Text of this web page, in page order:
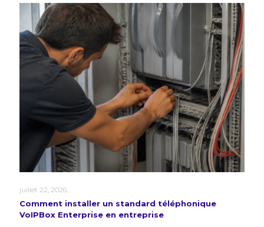
juillet 22, 2026
Comment installer un standard téléphonique
VoIPBox Enterprise en entreprise